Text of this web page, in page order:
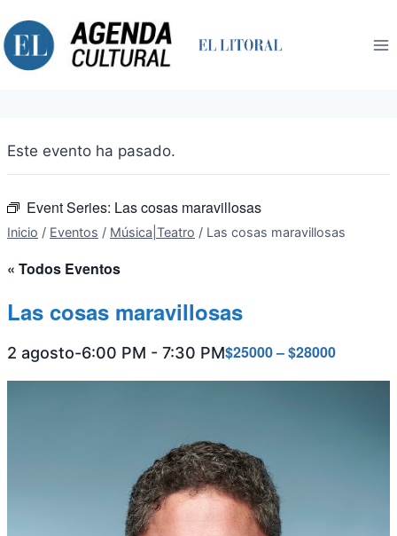
al
contenido
Este evento ha pasado.
Event Series: Las cosas maravillosas
Inicio / Eventos / Música|Teatro / Las cosas maravillosas
« Todos Eventos
Las cosas maravillosas
2 agosto-6:00 PM - 7:30 PM$25000 – $28000